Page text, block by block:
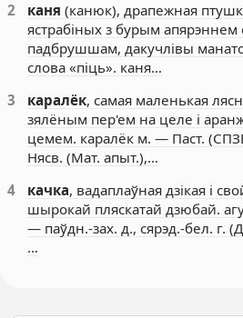
2
каня (канюк), драпежная
ястрабіных з бурым апярэннем
падбрушшам, дакучлівы
слова «піць». каня…
3
каралёк, самая маленькая
зялёным пер'ем на целе і
цемем. каралёк м. — Паст.
Нясв. (Мат. апыт.),…
4
качка, вадаплаўная дзікая і
шырокай пляскатай дзюбай.
— паўдн.-зах. д., сярэд.-бел. г.
…